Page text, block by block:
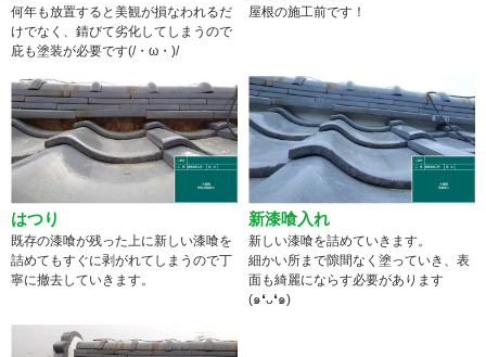
何年も放置すると美観が損なわれるだ
けでなく、錆びて劣化してしまうので
庇も塗装が必要です(/・ω・)/
屋根の施工前です！
はつり
既存の漆喰が残った上に新しい漆喰を
詰めてもすぐに剥がれてしまうので丁
寧に撤去していきます。
新漆喰入れ
新しい漆喰を詰めていきます。
細かい所まで隙間なく塗っていき、表
面も綺麗にならす必要があります
(๑❛ᴗ❛๑)